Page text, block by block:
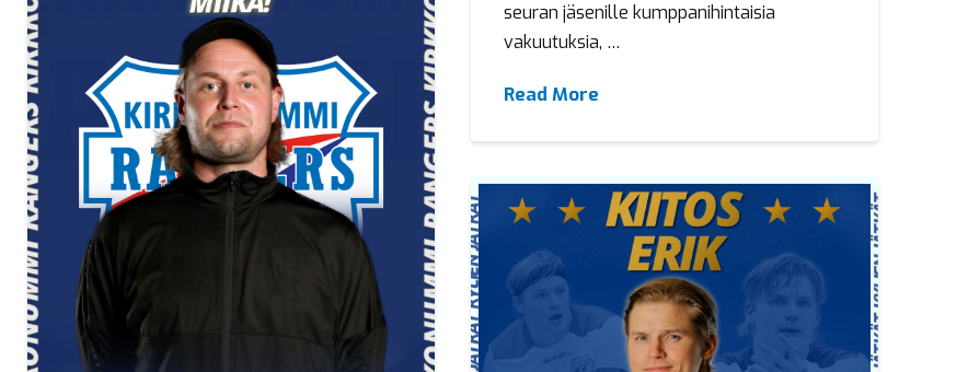
seuran jäsenille kumppanihintaisia
vakuutuksia, …
Read More